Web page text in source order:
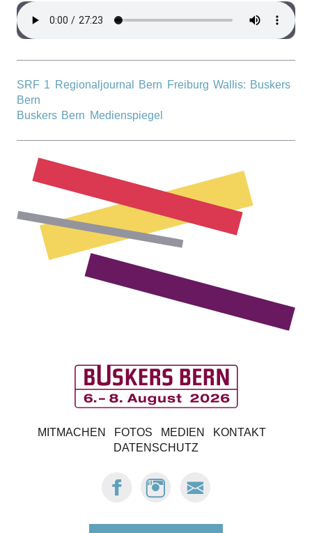
SRF 1 Regionaljournal Bern Freiburg Wallis: Buskers
Bern
Buskers Bern Medienspiegel
B
u
s
MITMACHEN FOTOS MEDIEN
KONTAKT
DATENSCHUTZ
FACEBOOK:
BUSKERS
INSTAGRAM:
BUSKERS
E-
MAIL
BERN